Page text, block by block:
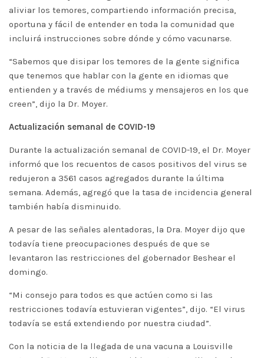
aliviar los temores, compartiendo información precisa,
oportuna y fácil de entender en toda la comunidad que
incluirá instrucciones sobre dónde y cómo vacunarse.
“Sabemos que disipar los temores de la gente significa
que tenemos que hablar con la gente en idiomas que
entienden y a través de médiums y mensajeros en los que
creen”, dijo la Dr. Moyer.
Actualización semanal de COVID-19
Durante la actualización semanal de COVID-19, el Dr. Moyer
informó que los recuentos de casos positivos del virus se
redujeron a 3561 casos agregados durante la última
semana. Además, agregó que la tasa de incidencia general
también había disminuido.
A pesar de las señales alentadoras, la Dra. Moyer dijo que
todavía tiene preocupaciones después de que se
levantaron las restricciones del gobernador Beshear el
domingo.
“Mi consejo para todos es que actúen como si las
restricciones todavía estuvieran vigentes”, dijo. “El virus
todavía se está extendiendo por nuestra ciudad”.
Con la noticia de la llegada de una vacuna a Louisville